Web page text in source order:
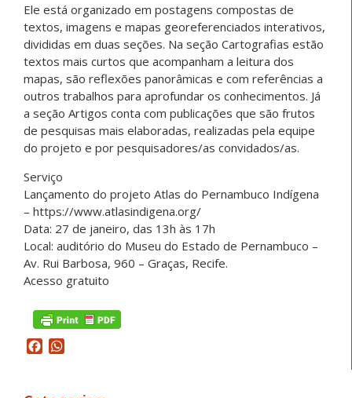
Ele está organizado em postagens compostas de
textos, imagens e mapas georeferenciados interativos,
divididas em duas seções. Na seção Cartografias estão
textos mais curtos que acompanham a leitura dos
mapas, são reflexões panorâmicas e com referências a
outros trabalhos para aprofundar os conhecimentos. Já
a seção Artigos conta com publicações que são frutos
de pesquisas mais elaboradas, realizadas pela equipe
do projeto e por pesquisadores/as convidados/as.
Serviço
Lançamento do projeto Atlas do Pernambuco Indígena
– https://www.atlasindigena.org/
Data: 27 de janeiro, das 13h às 17h
Local: auditório do Museu do Estado de Pernambuco –
Av. Rui Barbosa, 960 – Graças, Recife.
Acesso gratuito
Facebook